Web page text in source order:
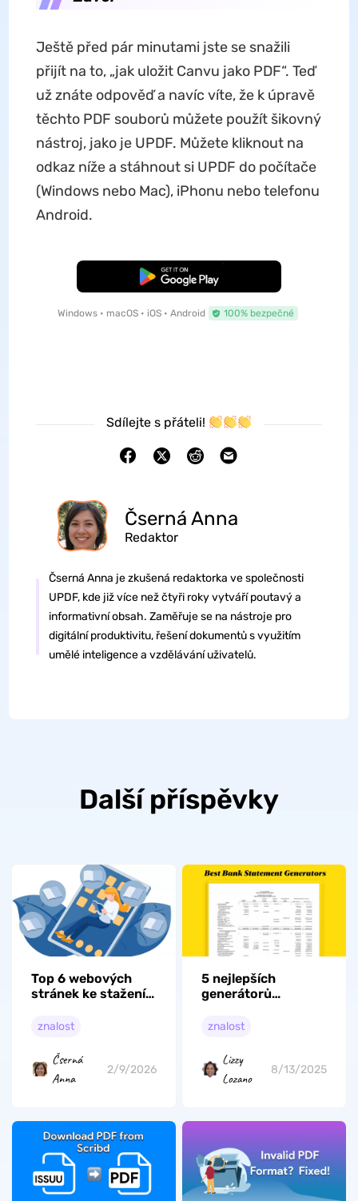
Ještě před pár minutami jste se snažili
přijít na to, „jak uložit Canvu jako PDF“. Teď
už znáte odpověď a navíc víte, že k úpravě
těchto PDF souborů můžete použít šikovný
nástroj, jako je UPDF. Můžete kliknout na
odkaz níže a stáhnout si UPDF do počítače
(Windows nebo Mac), iPhonu nebo telefonu
Android.
Bezplatné stažení
Windows • macOS • iOS • Android 100% bezpečné
Sdílejte s přáteli!
Čserná Anna
Redaktor
Čserná Anna je zkušená redaktorka ve společnosti
UPDF, kde již více než čtyři roky vytváří poutavý a
informativní obsah. Zaměřuje se na nástroje pro
digitální produktivitu, řešení dokumentů s využitím
umělé inteligence a vzdělávání uživatelů.
Další příspěvky
Top 6 webových
stránek ke stažení
vysokoškolských
znalost
Čserná
Anna
2/9/2026
5 nejlepších
generátorů
které můžete
znalost
Lizzy
Lozano
8/13/2025